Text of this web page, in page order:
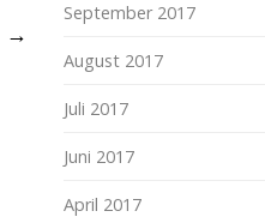
→
September 2017
August 2017
Juli 2017
Juni 2017
April 2017